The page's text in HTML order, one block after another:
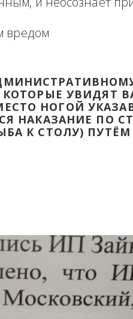
о сделке с
лица в
и
РФ, КОТОРЫЕ
МЕСТО
РЫБА К